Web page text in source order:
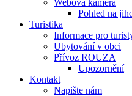
Webová kamera
Pohled na
Turistika
Informace pro
Ubytování v obci
Přívoz ROUZA
Upozornění
Kontakt
Napište nám